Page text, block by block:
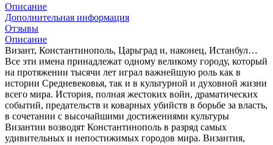
Описание
Дополнительная информация
Отзывы
Описание
Визант, Константинополь, Царьград и, наконец, Истанбул…
Все эти имена принадлежат одному великому городу, который
на протяжении тысячи лет играл важнейшую роль как в
истории Средневековья, так и в культурной и духовной жизни
всего мира. История, полная жестоких войн, драматических
событий, предательств и коварных убийств в борьбе за власть,
в сочетании с высочайшими достижениями культуры
Византии возводят Константинополь в разряд самых
удивительных и непостижимых городов мира. Византия,